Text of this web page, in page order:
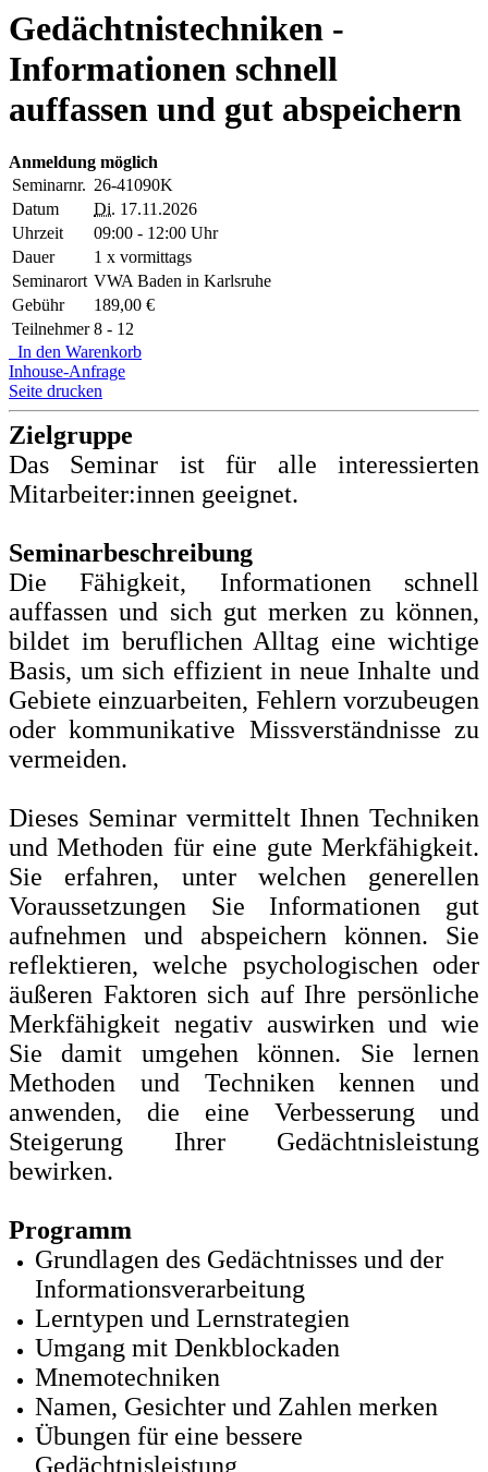
Gedächtnistechniken -
Informationen schnell
auffassen und gut abspeichern
Anmeldung möglich
Seminarnr. 26-41090K
Datum
Di. 17.11.2026
Uhrzeit
09:00 - 12:00 Uhr
Dauer
1 x vormittags
Seminarort VWA Baden in Karlsruhe
Gebühr
189,00 €
Teilnehmer 8 - 12
In den Warenkorb
Inhouse-Anfrage
Seite drucken
Zielgruppe
Das Seminar ist für alle interessierten
Mitarbeiter:innen geeignet.
Seminarbeschreibung
Die Fähigkeit, Informationen schnell
auffassen und sich gut merken zu können,
bildet im beruflichen Alltag eine wichtige
Basis, um sich effizient in neue Inhalte und
Gebiete einzuarbeiten, Fehlern vorzubeugen
oder kommunikative Missverständnisse zu
vermeiden.
Dieses Seminar vermittelt Ihnen Techniken
und Methoden für eine gute Merkfähigkeit.
Sie erfahren, unter welchen generellen
Voraussetzungen Sie Informationen gut
aufnehmen und abspeichern können. Sie
reflektieren, welche psychologischen oder
äußeren Faktoren sich auf Ihre persönliche
Merkfähigkeit negativ auswirken und wie
Sie damit umgehen können. Sie lernen
Methoden und Techniken kennen und
anwenden, die eine Verbesserung und
Steigerung Ihrer Gedächtnisleistung
bewirken.
Programm
Grundlagen des Gedächtnisses und der
Informationsverarbeitung
Lerntypen und Lernstrategien
Umgang mit Denkblockaden
Mnemotechniken
Namen, Gesichter und Zahlen merken
Übungen für eine bessere
Gedächtnisleistung